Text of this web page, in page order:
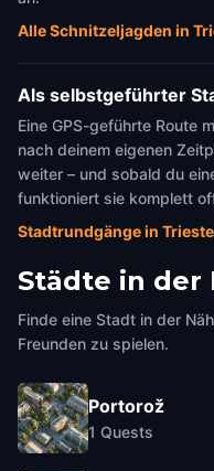
Alle Schnitzeljagden in
Als selbstgeführter
Eine GPS-geführte Route
nach deinem eigenen
weiter – und sobald du
funktioniert sie komplett
Stadtrundgänge in
Städte in der
Finde eine Stadt in der
Freunden zu spielen.
Portorož
1 Quests